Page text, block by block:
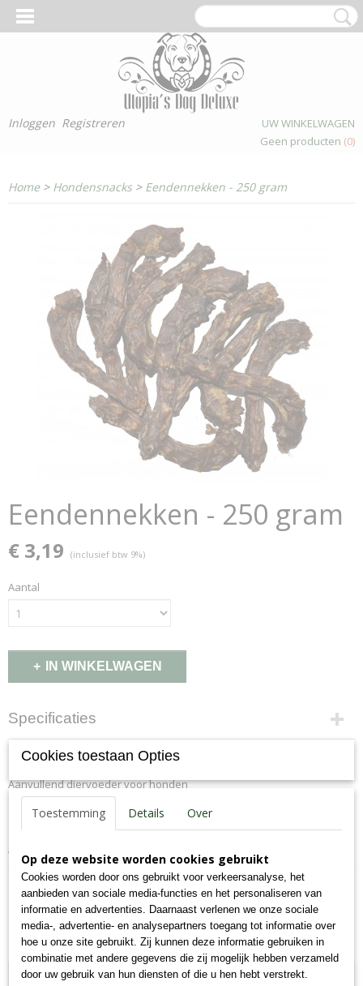
Inloggen Registreren
UW WINKELWAGEN
Geen producten (0)
Home> Hondensnacks > Eendennekken - 250 gram
Eendennekken - 250 gram
€ 3,19 (inclusief btw 9%)
Aantal
IN WINKELWAGEN
Specificaties
Productcode
55-K
EAN code
7,09E+12
Productcode leverancier
Bruto gewicht
0,26 Kg
Omschrijving
Aanvullend diervoeder voor honden
Analyse: eiwit 54%, vet 15.8%, as 20.6%, vocht 18%.
Ook interessant
Cookies toestaan Opties
Toestemming Details Over
Op deze website worden cookies gebruikt
Cookies worden door ons gebruikt voor verkeersanalyse, het
aanbieden van sociale media-functies en het personaliseren van
informatie en advertenties. Daarnaast verlenen we onze sociale
media-, advertentie- en analysepartners toegang tot informatie over
hoe u onze site gebruikt. Zij kunnen deze informatie gebruiken in
combinatie met andere gegevens die zij mogelijk hebben verzameld
door uw gebruik van hun diensten of die u hen hebt verstrekt.